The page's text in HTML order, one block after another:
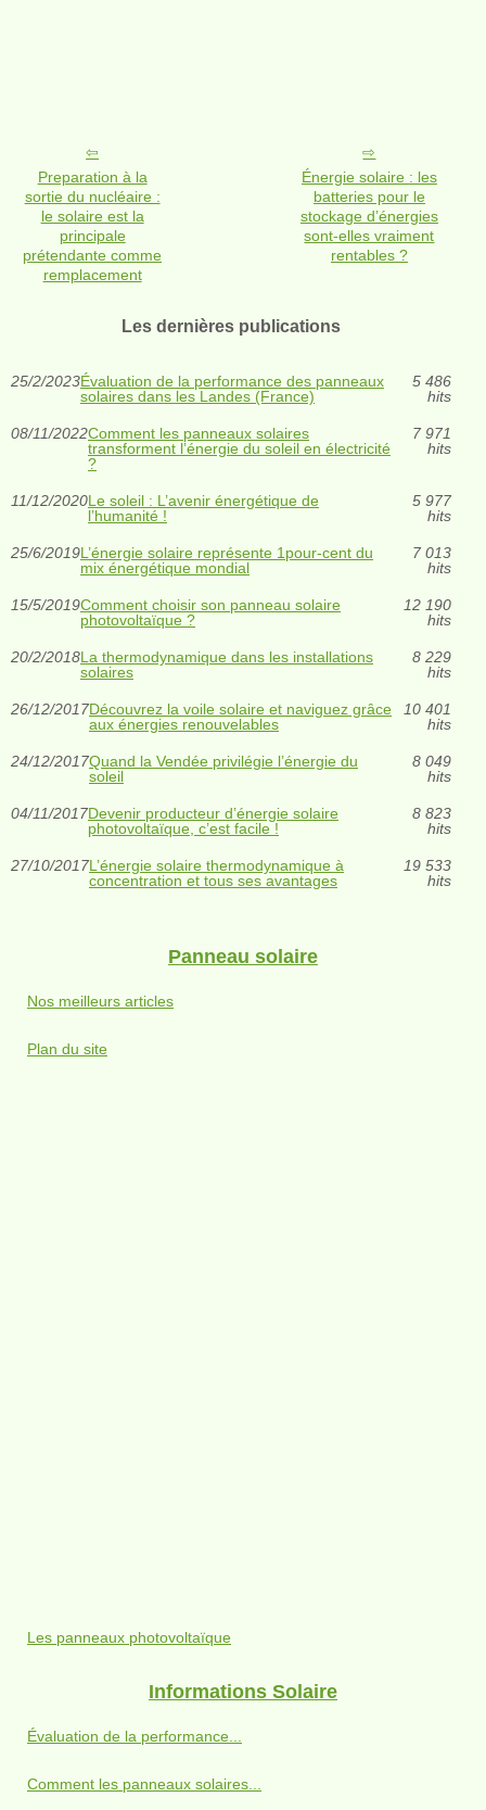
Preparation à la
sortie du nucléaire :
le solaire est la
principale
prétendante comme
remplacement
Énergie solaire : les
batteries pour le
stockage d’énergies
sont-elles vraiment
rentables ?
Les dernières publications
25/2/2023Évaluation de la performance des panneaux
solaires dans les Landes (France)
5 486
hits
08/11/2022Comment les panneaux solaires
transforment l’énergie du soleil en électricité
?
7 971
hits
11/12/2020Le soleil : L’avenir énergétique de
l’humanité !
5 977
hits
25/6/2019L’énergie solaire représente 1pour-cent du
mix énergétique mondial
7 013
hits
15/5/2019Comment choisir son panneau solaire
photovoltaïque ?
12 190
hits
20/2/2018La thermodynamique dans les installations
solaires
8 229
hits
26/12/2017Découvrez la voile solaire et naviguez grâce
aux énergies renouvelables
10 401
hits
24/12/2017Quand la Vendée privilégie l’énergie du
soleil
8 049
hits
04/11/2017Devenir producteur d’énergie solaire
photovoltaïque, c’est facile !
8 823
hits
27/10/2017L’énergie solaire thermodynamique à
concentration et tous ses avantages
19 533
hits
Panneau solaire
Nos meilleurs articles
Plan du site
Les panneaux photovoltaïque
Informations Solaire
Évaluation de la performance...
Comment les panneaux solaires...